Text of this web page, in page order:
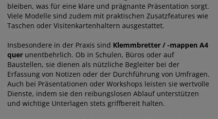
bleiben, was für eine klare und prägnante Präsentation sorgt.
Viele Modelle sind zudem mit praktischen Zusatzfeatures wie
Taschen oder Visitenkartenhaltern ausgestattet.
Insbesondere in der Praxis sind Klemmbretter / -mappen A4
quer unentbehrlich. Ob in Schulen, Büros oder auf
Baustellen, sie dienen als nützliche Begleiter bei der
Erfassung von Notizen oder der Durchführung von Umfragen.
Auch bei Präsentationen oder Workshops leisten sie wertvolle
Dienste, indem sie den reibungslosen Ablauf unterstützen
und wichtige Unterlagen stets griffbereit halten.